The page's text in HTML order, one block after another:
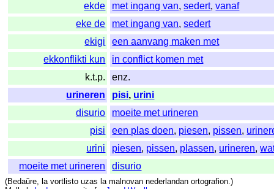
ekde
met ingang van,sedert,vanaf
eke de
met ingang van,sedert
ekigi
een aanvang maken met
ekkonflikti kun
in conflict komen met
k.t.p.
enz.
urineren
pisi, urini
disurio
moeite met urineren
pisi
een plas doen, piesen, pissen,
urini
piesen, pissen, plassen, urineren,
moeite met urineren
disurio
(Bedaŭre, la vortlisto uzas la malnovan nederlandan ortografion.)